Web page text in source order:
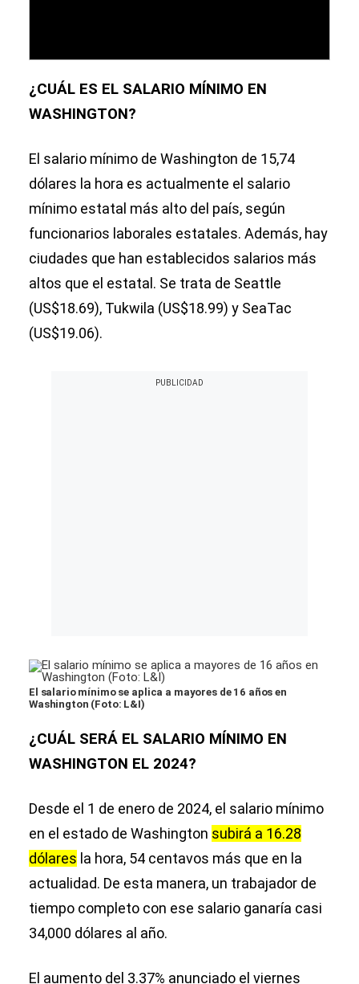
¿CUÁL ES EL SALARIO MÍNIMO EN
WASHINGTON?
El salario mínimo de Washington de 15,74
dólares la hora es actualmente el salario
mínimo estatal más alto del país, según
funcionarios laborales estatales. Además, hay
ciudades que han establecidos salarios más
altos que el estatal. Se trata de Seattle
(US$18.69), Tukwila (US$18.99) y SeaTac
(US$19.06).
El salario mínimo se aplica a mayores de 16 años en
Washington (Foto: L&I)
¿CUÁL SERÁ EL SALARIO MÍNIMO EN
WASHINGTON EL 2024?
Desde el 1 de enero de 2024, el salario mínimo
en el estado de Washington subirá a 16.28
dólares la hora, 54 centavos más que en la
actualidad. De esta manera, un trabajador de
tiempo completo con ese salario ganaría casi
34,000 dólares al año.
El aumento del 3.37% anunciado el viernes